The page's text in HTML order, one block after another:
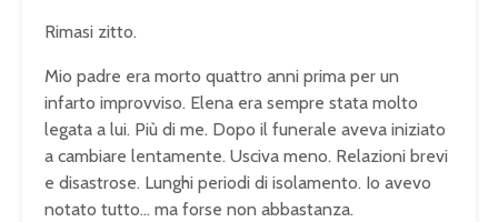
Rimasi zitto.
Mio padre era morto quattro anni prima per un
infarto improvviso. Elena era sempre stata molto
legata a lui. Più di me. Dopo il funerale aveva iniziato
a cambiare lentamente. Usciva meno. Relazioni brevi
e disastrose. Lunghi periodi di isolamento. Io avevo
notato tutto… ma forse non abbastanza.